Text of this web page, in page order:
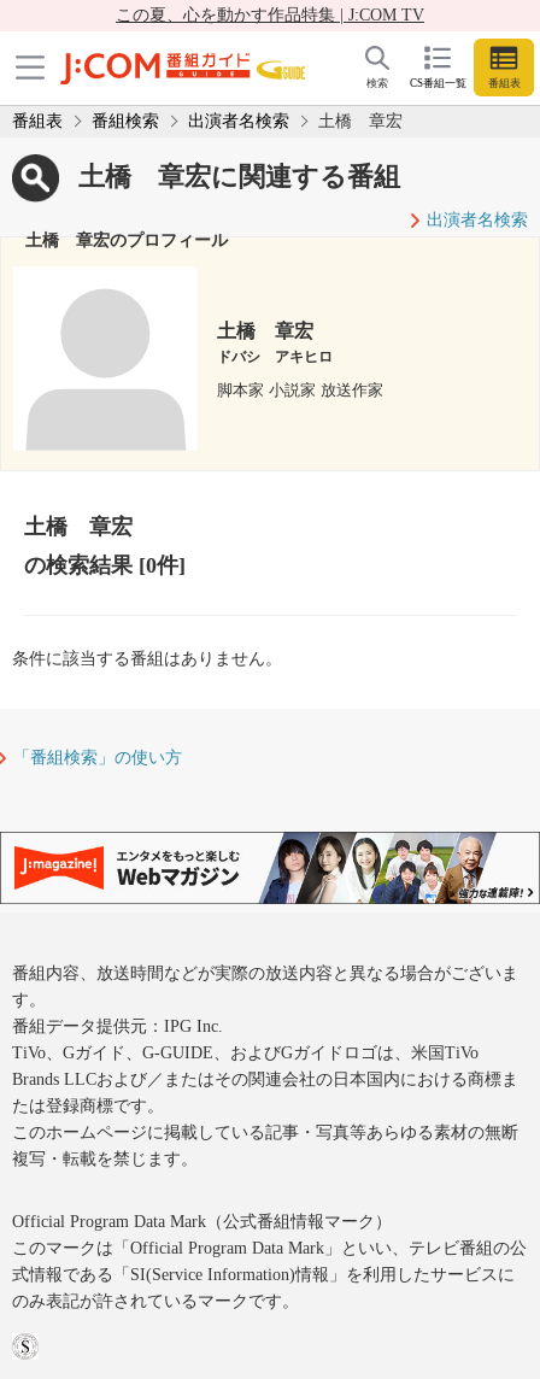
この夏、心を動かす作品特集 | J:COM TV
CS番組一覧 番組表
検索
番組表 番組検索 出演者名検索 土橋 章宏
土橋 章宏に関連する番組
出演者名検索
土橋 章宏のプロフィール
土橋 章宏
ドバシ アキヒロ
脚本家 小説家 放送作家
土橋 章宏
の検索結果[0件]
条件に該当する番組はありません。
「番組検索」の使い方
番組内容、放送時間などが実際の放送内容と異なる場合がございま
す。
番組データ提供元：IPG Inc.
TiVo、Gガイド、G-GUIDE、およびGガイドロゴは、米国TiVo
Brands LLCおよび／またはその関連会社の日本国内における商標ま
たは登録商標です。
このホームページに掲載している記事・写真等あらゆる素材の無断
複写・転載を禁じます。
Official Program Data Mark（公式番組情報マーク）
このマークは「Official Program Data Mark」といい、テレビ番組の公
式情報である「SI(Service Information)情報」を利用したサービスに
のみ表記が許されているマークです。